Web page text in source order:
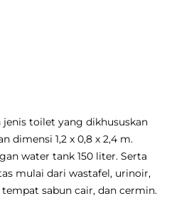
toilet yang dikhususkan
dimensi 1,2 x 0,8 x 2,4 m.
water tank 150 liter. Serta
mulai dari wastafel, urinoir,
sabun cair, dan cermin.